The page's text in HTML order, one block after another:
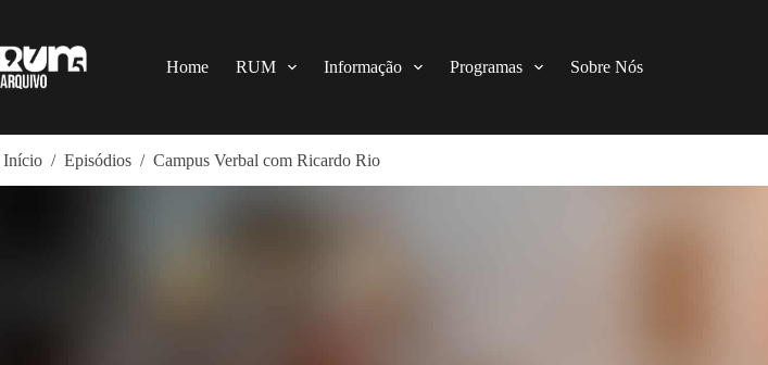
o
conteúdo
Home RUM Informação Programas Sobre Nós
Início / Episódios / Campus Verbal com Ricardo Rio